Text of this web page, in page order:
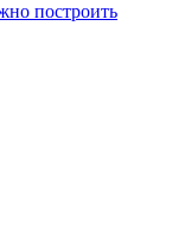
построить